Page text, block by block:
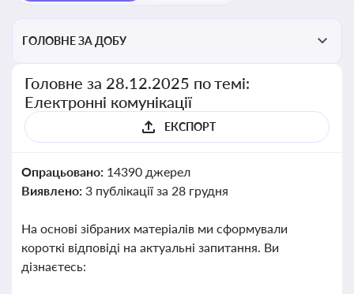
ГОЛОВНЕ ЗА ДОБУ
Головне за 28.12.2025 по темі:
Електронні комунікації
ЕКСПОРТ
Опрацьовано: 14390 джерел
Виявлено: 3 публікації за 28 грудня
На основі зібраних матеріалів ми сформували
короткі відповіді на актуальні запитання. Ви
дізнаєтесь: